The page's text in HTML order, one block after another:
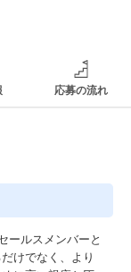
応募の流れ
ールスメンバーと
けでなく、より